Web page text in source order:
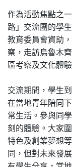
作為活動焦點之
路」交流團的學
教育委員會資助
察，走訪烏魯木
區考察及文化體
交流期間，學生
在當地青年陪同
常生活。參與同
刻的體驗。大家
特色及創業夢想
同，但對未來發